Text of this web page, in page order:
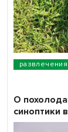
развлечения
О
синоптики